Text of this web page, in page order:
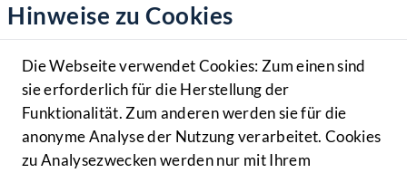
Hilfe
Benutzer
Navigationsmenü öffnen
MENÜ
Hinweise zu Cookies
Die Webseite verwendet Cookies: Zum einen sind
sie erforderlich für die Herstellung der
Funktionalität. Zum anderen werden sie für die
anonyme Analyse der Nutzung verarbeitet. Cookies
zu Analysezwecken werden nur mit Ihrem